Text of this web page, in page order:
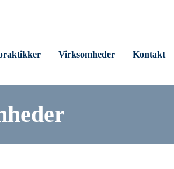
Virksomheder Kontakt